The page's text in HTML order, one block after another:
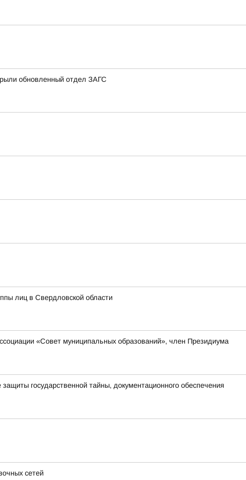
обновленный отдел ЗАГС
лиц в Свердловской области
«Совет муниципальных образований», член Президиума
государственной тайны, документационного обеспечения
сетей